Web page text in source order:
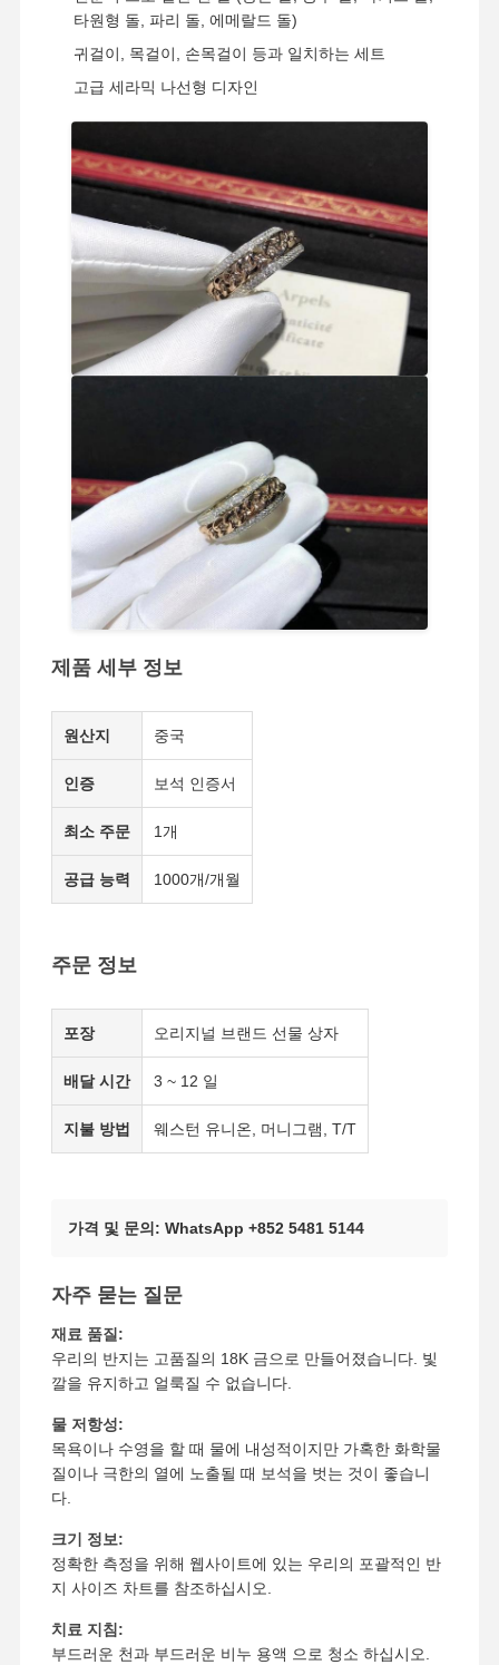
공장 투어 품질 관리 저희와 연락
18 카라트 금 귀걸이
18K 골드 브로치
18K 보석 세트
14카라트 금 반지
맞춤 플래티넘 보석
타원형 돌, 파리 돌, 에메랄드 돌)
귀걸이, 목걸이, 손목걸이 등과 일치하는 세트
고급 세라믹 나선형 디자인
제품 세부 정보
원산지 중국
인증 보석 인증서
최소 주문 1개
공급 능력 1000개/개월
주문 정보
포장 오리지널 브랜드 선물 상자
배달 시간 3 ~ 12 일
지불 방법 웨스턴 유니온, 머니그램, T/T
가격 및 문의: WhatsApp +852 5481 5144
자주 묻는 질문
재료 품질:
우리의 반지는 고품질의 18K 금으로 만들어졌습니다. 빛
깔을 유지하고 얼룩질 수 없습니다.
물 저항성:
목욕이나 수영을 할 때 물에 내성적이지만 가혹한 화학물
질이나 극한의 열에 노출될 때 보석을 벗는 것이 좋습니
다.
크기 정보:
정확한 측정을 위해 웹사이트에 있는 우리의 포괄적인 반
지 사이즈 차트를 참조하십시오.
치료 지침:
부드러운 천과 부드러운 비누 용액 으로 청소 하십시오.